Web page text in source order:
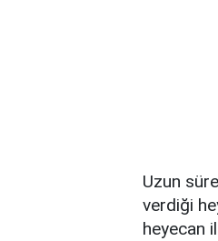
Uzun
verdiği
heyecan